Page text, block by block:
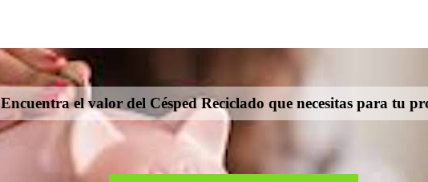
Encuentra el valor del Césped Reciclado que necesitas para tu